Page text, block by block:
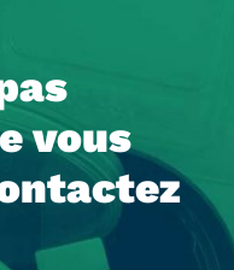
vous